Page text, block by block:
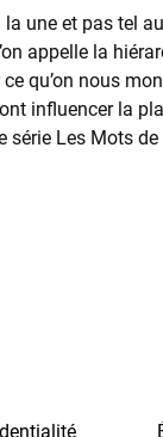
une et pas tel
appelle la
qu’on nous
influencer la
série Les Mots de